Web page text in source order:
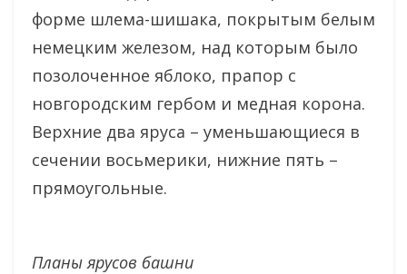
форме шлема-шишака, покрытым белым
немецким железом, над которым было
позолоченное яблоко, прапор с
новгородским гербом и медная корона.
Верхние два яруса – уменьшающиеся в
сечении восьмерики, нижние пять –
прямоугольные.
Планы ярусов башни